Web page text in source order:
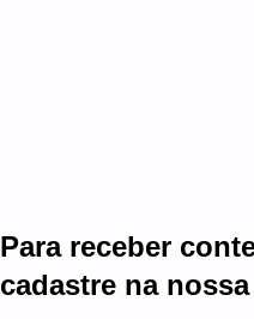
Para receber
cadastre na